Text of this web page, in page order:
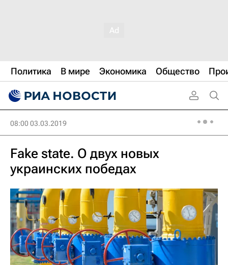
Политика В мире Экономика Общество
08:00 03.03.2019
Fake state. О двух новых
украинских победах